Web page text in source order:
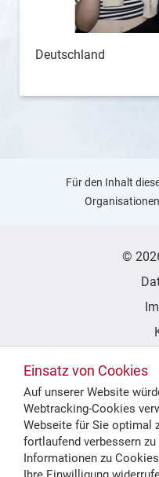
Deutschland
Für den Inhalt
©
Einsatz von Cookies
Auf unserer Website
Webtracking-Cookies
Webseite für Sie optimal
fortlaufend verbessern
Informationen zu